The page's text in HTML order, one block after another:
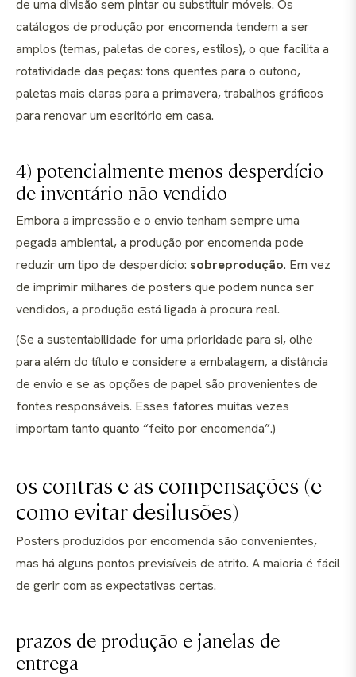
de uma divisão sem pintar ou substituir móveis. Os
catálogos de produção por encomenda tendem a ser
amplos (temas, paletas de cores, estilos), o que facilita a
rotatividade das peças: tons quentes para o outono,
paletas mais claras para a primavera, trabalhos gráficos
para renovar um escritório em casa.
4) potencialmente menos desperdício
de inventário não vendido
Embora a impressão e o envio tenham sempre uma
pegada ambiental, a produção por encomenda pode
reduzir um tipo de desperdício: sobreprodução. Em vez
de imprimir milhares de posters que podem nunca ser
vendidos, a produção está ligada à procura real.
(Se a sustentabilidade for uma prioridade para si, olhe
para além do título e considere a embalagem, a distância
de envio e se as opções de papel são provenientes de
fontes responsáveis. Esses fatores muitas vezes
importam tanto quanto “feito por encomenda”.)
os contras e as compensações (e
como evitar desilusões)
Posters produzidos por encomenda são convenientes,
mas há alguns pontos previsíveis de atrito. A maioria é fácil
de gerir com as expectativas certas.
prazos de produção e janelas de
entrega